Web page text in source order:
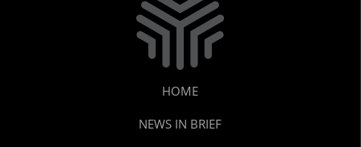
HOME
NEWS IN BRIEF